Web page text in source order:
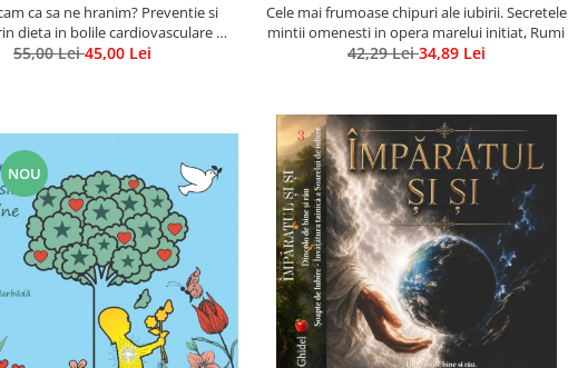
ca sa ne hranim? Preventie si
dieta in bolile cardiovasculare si
in diabetul zaharat
55,00 Lei45,00 Lei
Cele mai frumoase chipuri ale iubirii. Secretele
mintii omenesti in opera marelui initiat, Rumi
42,29 Lei34,89 Lei
NOU